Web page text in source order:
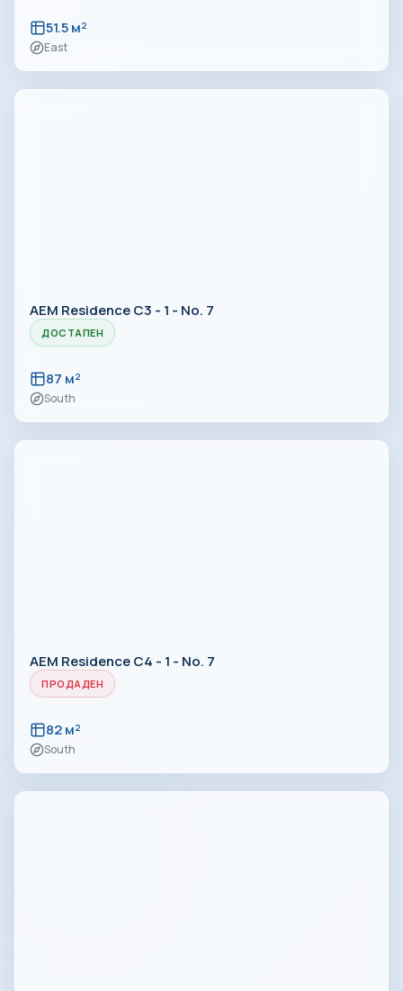
51.5 м²
East
AEM Residence C3 - 1 - No. 7
ДОСТАПЕН
87 м²
South
AEM Residence C4 - 1 - No. 7
ПРОДАДЕН
82 м²
South